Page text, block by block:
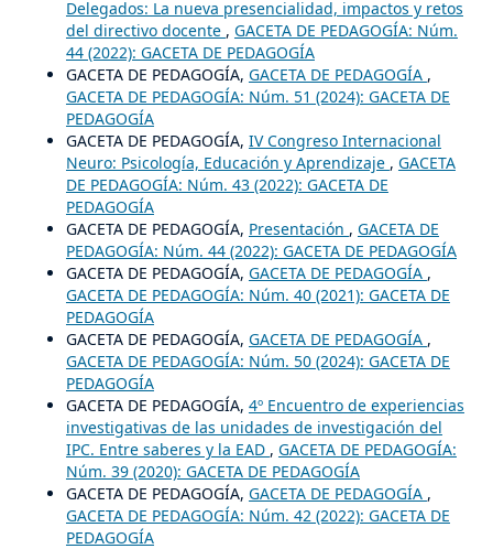
Delegados: La nueva presencialidad, impactos y retos
del directivo docente , GACETA DE PEDAGOGÍA: Núm.
44 (2022): GACETA DE PEDAGOGÍA
GACETA DE PEDAGOGÍA, GACETA DE PEDAGOGÍA ,
GACETA DE PEDAGOGÍA: Núm. 51 (2024): GACETA DE
PEDAGOGÍA
GACETA DE PEDAGOGÍA, IV Congreso Internacional
Neuro: Psicología, Educación y Aprendizaje , GACETA
DE PEDAGOGÍA: Núm. 43 (2022): GACETA DE
PEDAGOGÍA
GACETA DE PEDAGOGÍA, Presentación , GACETA DE
PEDAGOGÍA: Núm. 44 (2022): GACETA DE PEDAGOGÍA
GACETA DE PEDAGOGÍA, GACETA DE PEDAGOGÍA ,
GACETA DE PEDAGOGÍA: Núm. 40 (2021): GACETA DE
PEDAGOGÍA
GACETA DE PEDAGOGÍA, GACETA DE PEDAGOGÍA ,
GACETA DE PEDAGOGÍA: Núm. 50 (2024): GACETA DE
PEDAGOGÍA
GACETA DE PEDAGOGÍA, 4º Encuentro de experiencias
investigativas de las unidades de investigación del
IPC. Entre saberes y la EAD , GACETA DE PEDAGOGÍA:
Núm. 39 (2020): GACETA DE PEDAGOGÍA
GACETA DE PEDAGOGÍA, GACETA DE PEDAGOGÍA ,
GACETA DE PEDAGOGÍA: Núm. 42 (2022): GACETA DE
PEDAGOGÍA